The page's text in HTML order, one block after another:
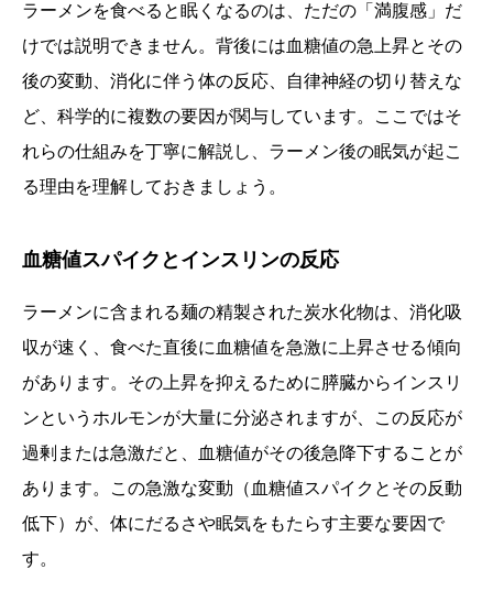
ラーメンを食べると眠くなるのは、ただの「満腹感」だ
けでは説明できません。背後には血糖値の急上昇とその
後の変動、消化に伴う体の反応、自律神経の切り替えな
ど、科学的に複数の要因が関与しています。ここではそ
れらの仕組みを丁寧に解説し、ラーメン後の眠気が起こ
る理由を理解しておきましょう。
血糖値スパイクとインスリンの反応
ラーメンに含まれる麺の精製された炭水化物は、消化吸
収が速く、食べた直後に血糖値を急激に上昇させる傾向
があります。その上昇を抑えるために膵臓からインスリ
ンというホルモンが大量に分泌されますが、この反応が
過剰または急激だと、血糖値がその後急降下することが
あります。この急激な変動（血糖値スパイクとその反動
低下）が、体にだるさや眠気をもたらす主要な要因で
す。